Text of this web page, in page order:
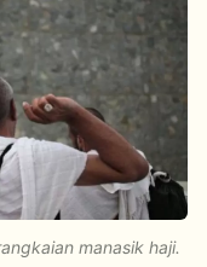
manasik haji.